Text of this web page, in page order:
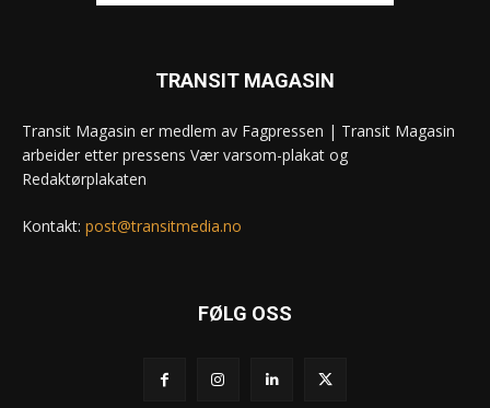
TRANSIT MAGASIN
Transit Magasin er medlem av Fagpressen | Transit Magasin
arbeider etter pressens Vær varsom-plakat og
Redaktørplakaten
Kontakt: post@transitmedia.no
FØLG OSS